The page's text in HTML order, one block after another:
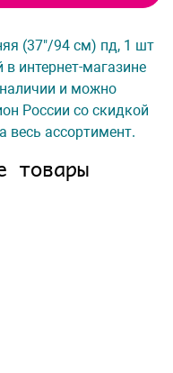
(37"/94 см) пд, 1 шт
в интернет-магазине
и можно
России со скидкой
весь ассортимент.
товары